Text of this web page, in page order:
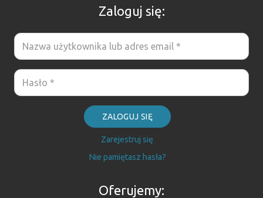
Zaloguj się:
ZALOGUJ SIĘ
Zarejestruj się
Nie pamiętasz hasła?
Oferujemy: